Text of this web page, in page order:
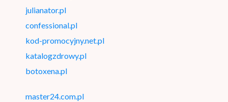
julianator.pl
confessional.pl
kod-promocyjny.net.pl
katalogzdrowy.pl
botoxena.pl
master24.com.pl